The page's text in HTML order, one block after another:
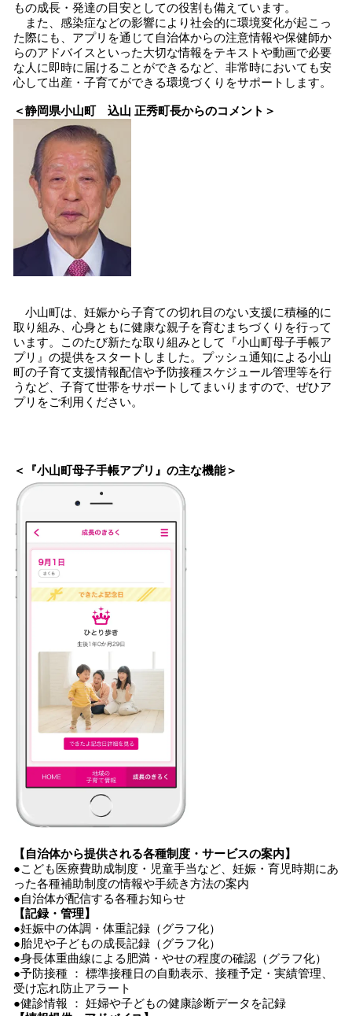
もの成長・発達の目安としての役割も備えています。
また、感染症などの影響により社会的に環境変化が起こっ
た際にも、アプリを通じて自治体からの注意情報や保健師か
らのアドバイスといった大切な情報をテキストや動画で必要
な人に即時に届けることができるなど、非常時においても安
心して出産・子育てができる環境づくりをサポートします。
＜静岡県小山町 込山 正秀町長からのコメント＞
小山町は、妊娠から子育ての切れ目のない支援に積極的に
取り組み、心身ともに健康な親子を育むまちづくりを行って
います。このたび新たな取り組みとして『小山町母子手帳ア
プリ』の提供をスタートしました。プッシュ通知による小山
町の子育て支援情報配信や予防接種スケジュール管理等を行
うなど、子育て世帯をサポートしてまいりますので、ぜひア
プリをご利用ください。
＜『小山町母子手帳アプリ』の主な機能＞
【自治体から提供される各種制度・サービスの案内】
●こども医療費助成制度・児童手当など、妊娠・育児時期にあ
った各種補助制度の情報や手続き方法の案内
●自治体が配信する各種お知らせ
【記録・管理】
●妊娠中の体調・体重記録（グラフ化）
●胎児や子どもの成長記録（グラフ化）
●身長体重曲線による肥満・やせの程度の確認（グラフ化）
●予防接種 ： 標準接種日の自動表示、接種予定・実績管理、
受け忘れ防止アラート
●健診情報 ： 妊婦や子どもの健康診断データを記録